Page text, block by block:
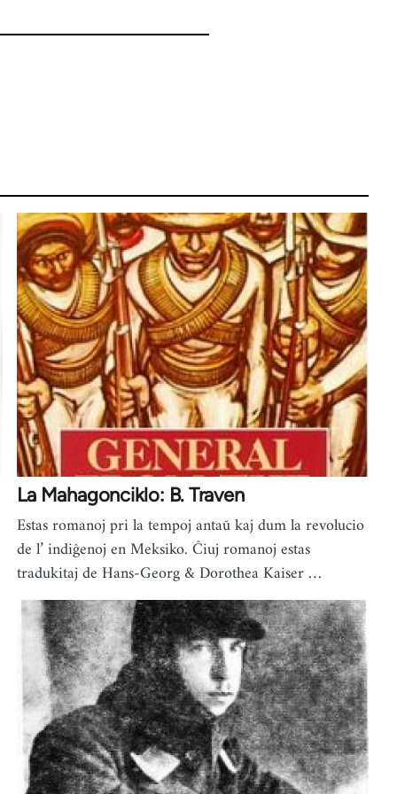
La Mahagonciklo: B. Traven
Estas romanoj pri la tempoj antaŭ kaj dum la revolucio
de l’ indiĝenoj en Meksiko. Ĉiuj romanoj estas
tradukitaj de Hans-Georg & Dorothea Kaiser …